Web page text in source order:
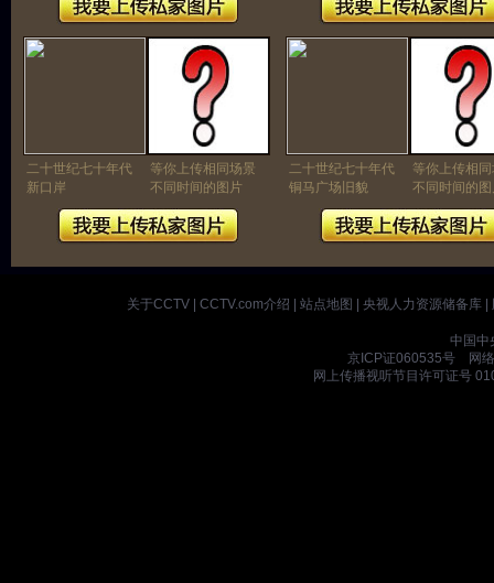
二十世纪七十年代
新口岸
等你上传相同场景
不同时间的图片
二十世纪七十年代
铜马广场旧貌
等你上传相
不同时间的
关于CCTV| CCTV.com介绍 站点地图 央视人力资源储备库|
中国中
京ICP证060535号网络
网上传播视听节目许可证号